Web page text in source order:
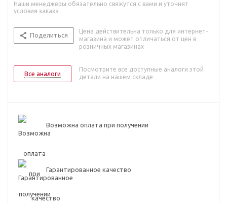
Наши менеджеры обязательно свяжутся с вами и уточнят
условия заказа
Поделиться
Цена действительна только для интернет-
магазина и может отличаться от цен в
розничных магазинах
Все аналоги
Посмотрите все доступные аналоги этой
детали на нашем складе
Возможна оплата при получении
Гарантированное качество